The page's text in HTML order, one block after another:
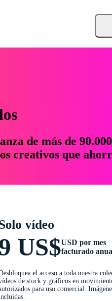
de más de
creativos que
vídeo
US$USD por mes
facturado
el acceso a toda nuestra
de stock y gráficos en
para uso comercial.